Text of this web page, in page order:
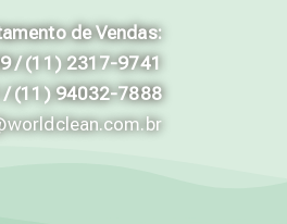
de Vendas:
/ (11) 2317-9741
(11) 94032-7888